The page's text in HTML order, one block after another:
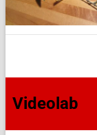
Videolab